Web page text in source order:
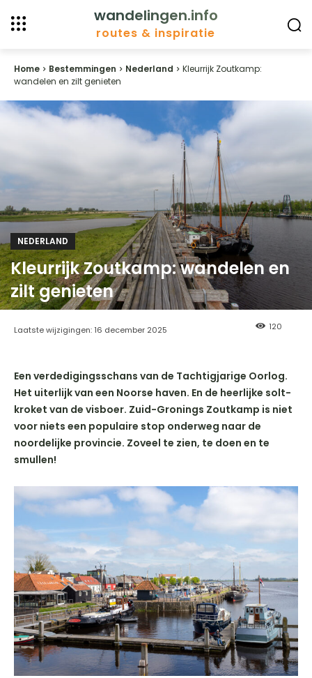
wandelingen.info
routes & inspiratie
Home Bestemmingen Nederland
Kleurrijk Zoutkamp:
wandelen en zilt genieten
NEDERLAND
Kleurrijk Zoutkamp: wandelen en
zilt genieten
Laatste wijzigingen: 16 december 2025 120
Een verdedigingsschans van de Tachtigjarige Oorlog.
Het uiterlijk van een Noorse haven. En de heerlijke solt-
kroket van de visboer. Zuid-Gronings Zoutkamp is niet
voor niets een populaire stop onderweg naar de
noordelijke provincie. Zoveel te zien, te doen en te
smullen!